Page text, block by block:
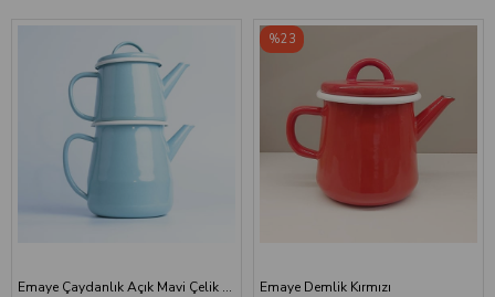
Emaye Çaydanlık Açık Mavi Çelik Sac 1500 ml Set Emaye Demlik Kırmızı
%23